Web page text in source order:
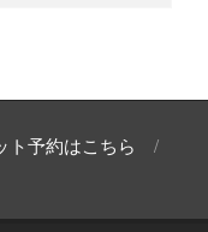
ト予約はこちら